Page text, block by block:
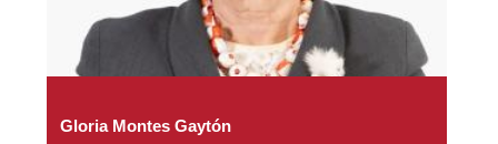
Gloria Montes Gaytón